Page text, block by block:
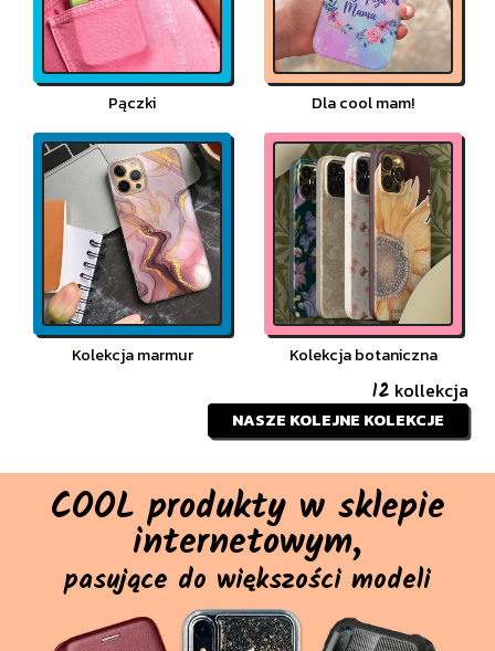
Pączki Dla cool mam!
Kolekcja marmur Kolekcja botaniczna
12 kollekcja
NASZE KOLEJNE KOLEKCJE
COOL produkty w sklepie
internetowym,
pasujące do większości modeli